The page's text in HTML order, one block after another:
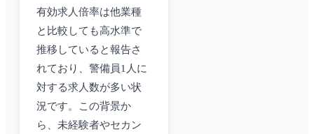
有効求人倍率は他業種
と比較しても高水準で
推移していると報告さ
れており、警備員1人に
対する求人数が多い状
況です。この背景か
ら、未経験者やセカン